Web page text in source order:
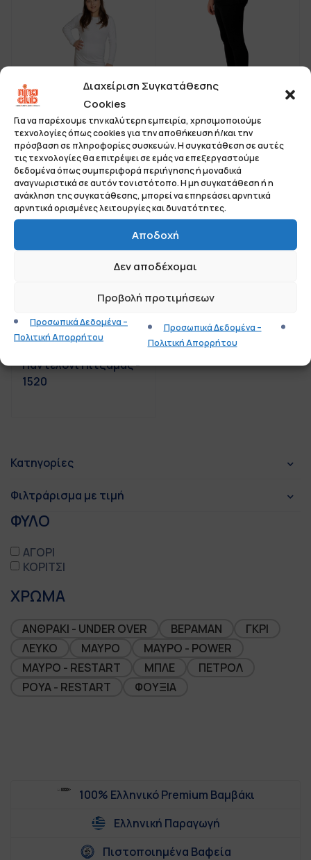
Διαχείριση Συγκατάθεσης
Cookies
Για να παρέχουμε την καλύτερη εμπειρία, χρησιμοποιούμε
τεχνολογίες όπως cookies για την αποθήκευση ή/και την
πρόσβαση σε πληροφορίες συσκευών. Η συγκατάθεση σε αυτές
τις τεχνολογίες θα επιτρέψει σε εμάς να επεξεργαστούμε
δεδομένα όπως συμπεριφορά περιήγησης ή μοναδικά
αναγνωριστικά σε αυτόν τον ιστότοπο. Η μη συγκατάθεση ή η
ανάκληση της συγκατάθεσης, μπορεί να επηρεάσει αρνητικά
αρνητικά ορισμένες λειτουργίες και δυνατότητες.
Αποδοχή
Δεν αποδέχομαι
Προβολή προτιμήσεων
Προσωπικά Δεδομένα –
Πολιτική Απορρήτου
Προσωπικά Δεδομένα –
Πολιτική Απορρήτου
Κατηγορίες
Φιλτράρισμα με τιμή
ΦΥΛΟ
ΑΓΟΡΙ
ΚΟΡΙΤΣΙ
ΧΡΩΜΑ
ΑΝΘΡΑΚΙ - UNDER OVER ΒΕΡΑΜΑΝ
ΓΚΡΙ
ΛΕΥΚΟ
ΜΑΥΡΟ
ΜΑΥΡΟ - POWER
ΜΑΥΡΟ - RESTART
ΜΠΛΕ
ΠΕΤΡΟΛ
ΡΟΥΑ - RESTART
ΦΟΥΞΙΑ
Ισοθερμική Μπλούζα
- 1179
Ισοθερμικό Παντελόνι
Κολάν - 1180
Παντελόνι Πιτζάμας -
1520
100% Ελληνικό Premium Βαμβάκι
Ελληνική Παραγωγή
Πιστοποιημένα Βαφεία